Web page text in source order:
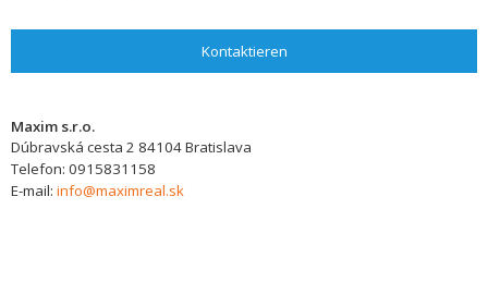
Kontaktieren
Maxim s.r.o.
Dúbravská cesta 2 84104Bratislava
Telefon: 0915831158
E-mail: info@maximreal.sk